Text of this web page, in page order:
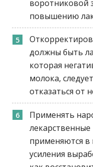
воротниковой
повышению
должны быть
которая
молока,
отказаться от
Применять
лекарственные
применяются
усиления